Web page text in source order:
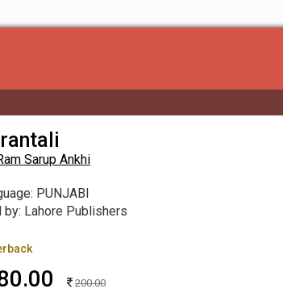
Sarup Ankhi
PUNJABI
by: Lahore Publishers
200.00